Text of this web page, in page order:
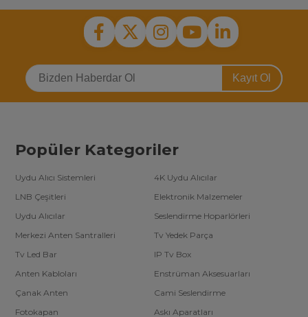
Kayıt Ol
Popüler Kategoriler
Uydu Alıcı Sistemleri
4K Uydu Alıcılar
LNB Çeşitleri
Elektronik Malzemeler
Uydu Alıcılar
Seslendirme Hoparlörleri
Merkezi Anten Santralleri
Tv Yedek Parça
Tv Led Bar
IP Tv Box
Anten Kabloları
Enstrüman Aksesuarları
Çanak Anten
Cami Seslendirme
Fotokapan
Askı Aparatları